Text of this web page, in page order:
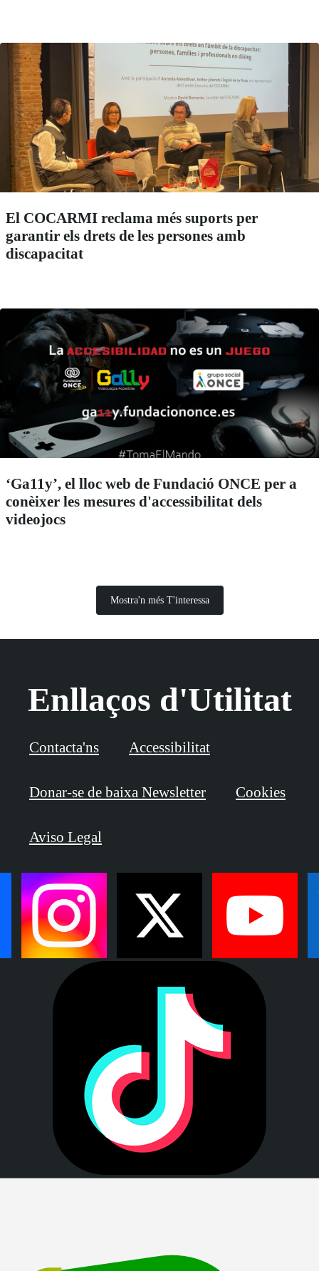
El COCARMI reclama més suports per
garantir els drets de les persones amb
discapacitat
‘Ga11y’, el lloc web de Fundació ONCE per a
conèixer les mesures d'accessibilitat dels
videojocs
Mostra'n més T'interessa
Enllaços d'Utilitat
Contacta'ns Accessibilitat
Donar-se de baixa Newsletter Cookies
Aviso Legal